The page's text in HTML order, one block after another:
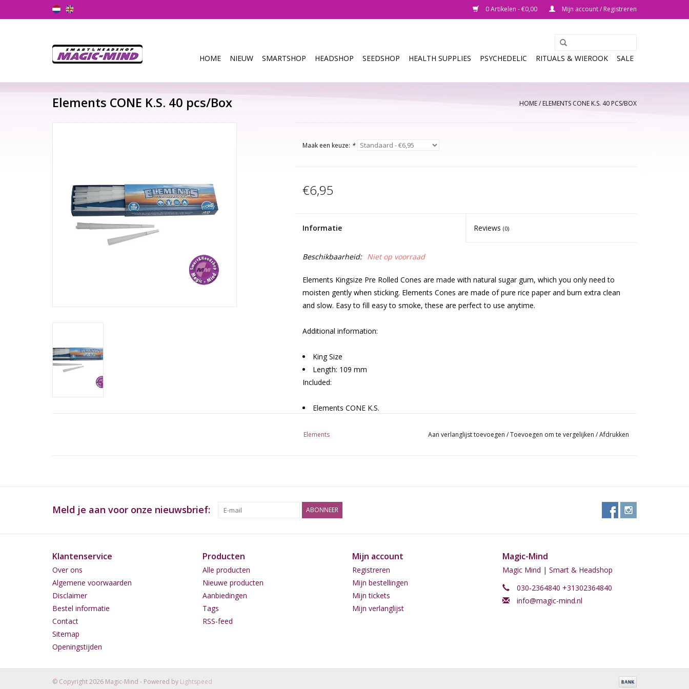
0 Artikelen - €0,00 Mijn account / Registreren
HOME NIEUW SMARTSHOP HEADSHOP SEEDSHOP HEALTH SUPPLIES PSYCHEDELIC RITUALS & WIEROOK SALE
Elements CONE K.S. 40 pcs/Box HOME/ELEMENTS CONE K.S. 40 PCS/BOX
Maak een keuze: *
€6,95
Informatie Reviews(0)
Beschikbaarheid: Niet op voorraad
Elements Kingsize Pre Rolled Cones are made with natural sugar gum, which you only need to
moisten gently when sticking. Elements Cones are made of pure rice paper and burn extra clean
and slow. Easy to fill easy to smoke, these are perfect to use anytime.
Additional information:
King Size
Length: 109 mm
Included:
Elements CONE K.S.
Elements Aan verlanglijst toevoegen /Toevoegen om te vergelijken /Afdrukken
Meld je aan voor onze nieuwsbrief: ABONNEER
Klantenservice
Over ons
Algemene voorwaarden
Disclaimer
Bestel informatie
Contact
Sitemap
Openingstijden
Producten
Alle producten
Nieuwe producten
Aanbiedingen
Tags
RSS-feed
Mijn account
Registreren
Mijn bestellingen
Mijn tickets
Mijn verlanglijst
Magic-Mind
Magic Mind | Smart & Headshop
030-2364840 +31302364840
info@magic-mind.nl
© Copyright 2026 Magic-Mind - Powered by Lightspeed